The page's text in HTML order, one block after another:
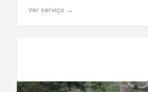
Ver serviço →